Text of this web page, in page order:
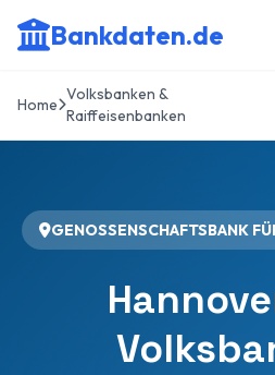
Bankdaten.de
Home
Volksbanken &
Raiffeisenbanken
GENOSSENSCHAFTSBANK